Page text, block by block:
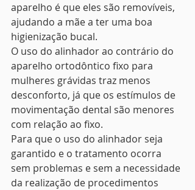
aparelho é que eles são removíveis,
ajudando a mãe a ter uma boa
higienização bucal.
O uso do alinhador ao contrário do
aparelho ortodôntico fixo para
mulheres grávidas traz menos
desconforto, já que os estímulos de
movimentação dental são menores
com relação ao fixo.
Para que o uso do alinhador seja
garantido e o tratamento ocorra
sem problemas e sem a necessidade
da realização de procedimentos